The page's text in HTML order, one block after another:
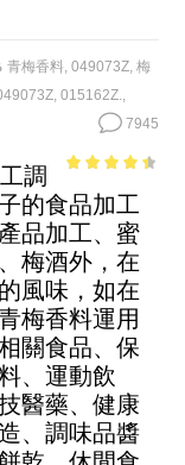
青梅香料, 049073Z, 梅
, 015162Z.,
7945
of 5
調
的食品加工
品加工、蜜
梅酒外，在
風味，如在
梅香料運用
關食品、保
、運動飲
醫藥、健康
、調味品醬